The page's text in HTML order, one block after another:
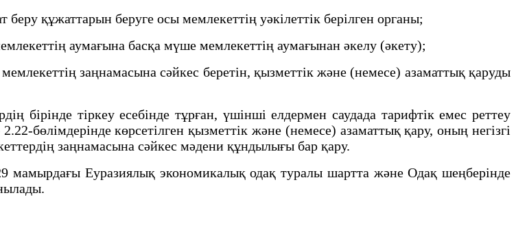
құжаттарын беруге осы мемлекеттің уәкілеттік берілген органы;
аумағына басқа мүше мемлекеттің аумағынан әкелу (әкету);
заңнамасына сәйкес беретін, қызметтік және (немесе) азаматтық қаруды
тіркеу есебінде тұрған, үшінші елдермен саудада тарифтік емес реттеу
бөлімдерінде көрсетілген қызметтік және (немесе) азаматтық қару, оның негізгі
заңнамасына сәйкес мәдени құндылығы бар қару.
Еуразиялық экономикалық одақ туралы шартта және Одақ шеңберінде